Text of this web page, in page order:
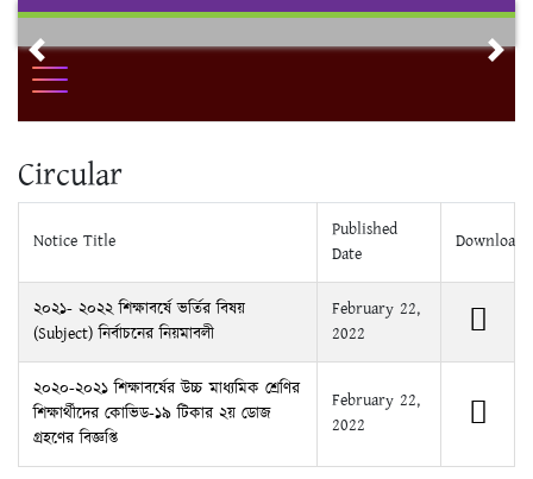
Skip
contentPrevious
Circular
Notice Title
Published
Date
Download
২০২১- ২০২২ শিক্ষাবর্ষে ভর্তির বিষয়
(Subject) নির্বাচনের নিয়মাবলী
February 22,
2022
২০২০-২০২১ শিক্ষাবর্ষের উচ্চ মাধ্যমিক শ্রেণির
শিক্ষার্থীদের কোভিড-১৯ টিকার ২য় ডোজ
গ্রহণের বিজ্ঞপ্তি
February 22,
2022